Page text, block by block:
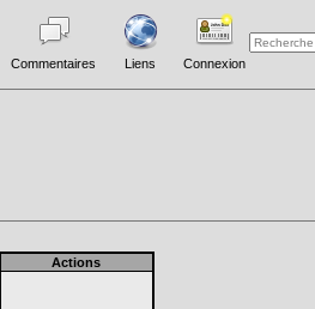
Commentaires Liens Connexion
Actions